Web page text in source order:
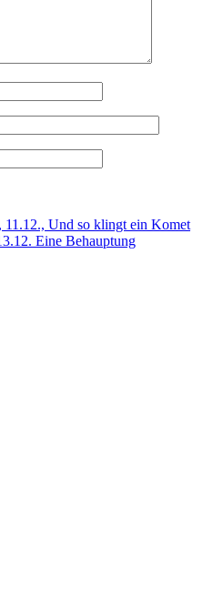
11.12., Und so klingt ein Komet
Eine Behauptung